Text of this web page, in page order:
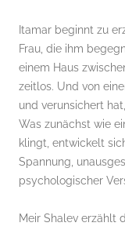
Itamar beginnt zu
Frau, die ihm
einem Haus
zeitlos. Und von
und verunsichert
Was zunächst wie
klingt, entwickelt
Spannung,
psychologischer
Meir Shalev erzählt